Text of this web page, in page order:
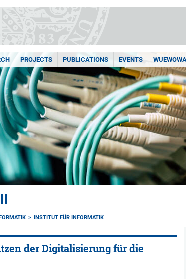
PROJECTS PUBLICATIONS EVENTS
INSTITUT FÜR INFORMATIK
der Digitalisierung für die